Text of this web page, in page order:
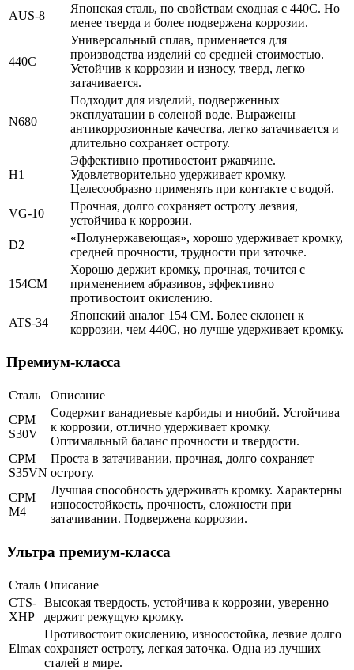
AUS-8
Японская сталь, по свойствам сходная с 440С. Но
менее тверда и более подвержена коррозии.
440C
Универсальный сплав, применяется для
производства изделий со средней стоимостью.
Устойчив к коррозии и износу, тверд, легко
затачивается.
N680
Подходит для изделий, подверженных
эксплуатации в соленой воде. Выражены
антикоррозионные качества, легко затачивается и
длительно сохраняет остроту.
H1
Эффективно противостоит ржавчине.
Удовлетворительно удерживает кромку.
Целесообразно применять при контакте с водой.
VG-10
Прочная, долго сохраняет остроту лезвия,
устойчива к коррозии.
D2
«Полунержавеющая», хорошо удерживает кромку,
средней прочности, трудности при заточке.
154CM
Хорошо держит кромку, прочная, точится с
применением абразивов, эффективно
противостоит окислению.
ATS-34
Японский аналог 154 СМ. Более склонен к
коррозии, чем 440С, но лучше удерживает кромку.
Премиум-класса
Сталь
Описание
CPM
S30V
Содержит ванадиевые карбиды и ниобий. Устойчива
к коррозии, отлично удерживает кромку.
Оптимальный баланс прочности и твердости.
CPM
S35VN
Проста в затачивании, прочная, долго сохраняет
остроту.
CPM
M4
Лучшая способность удерживать кромку. Характерны
износостойкость, прочность, сложности при
затачивании. Подвержена коррозии.
Ультра премиум-класса
Сталь Описание
CTS-
XHP
Высокая твердость, устойчива к коррозии, уверенно
держит режущую кромку.
Elmax
Противостоит окислению, износостойка, лезвие долго
сохраняет остроту, легкая заточка. Одна из лучших
сталей в мире.